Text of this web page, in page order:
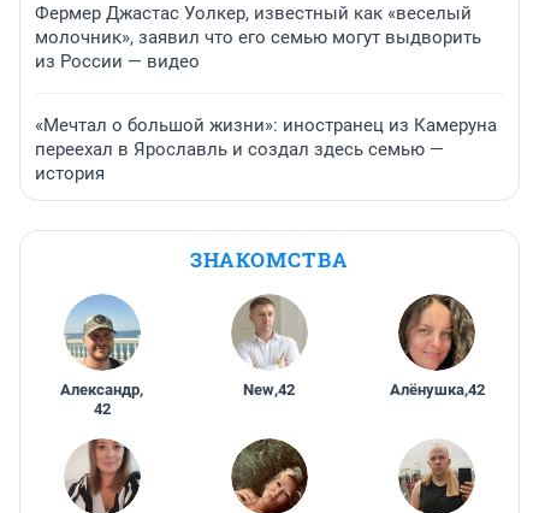
Фермер Джастас Уолкер, известный как «веселый
молочник», заявил что его семью могут выдворить
из России — видео
«Мечтал о большой жизни»: иностранец из Камеруна
переехал в Ярославль и создал здесь семью —
история
ЗНАКОМСТВА
Александр,
42
New,42 Алёнушка,42